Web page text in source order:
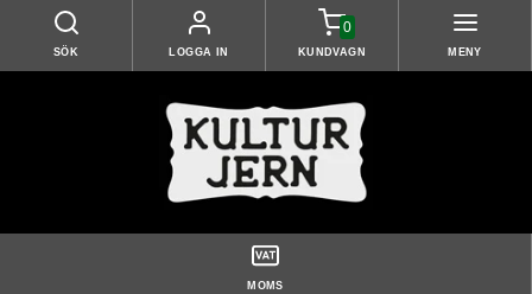
SÖK LOGGA IN
0
KUNDVAGN MENY
MOMS